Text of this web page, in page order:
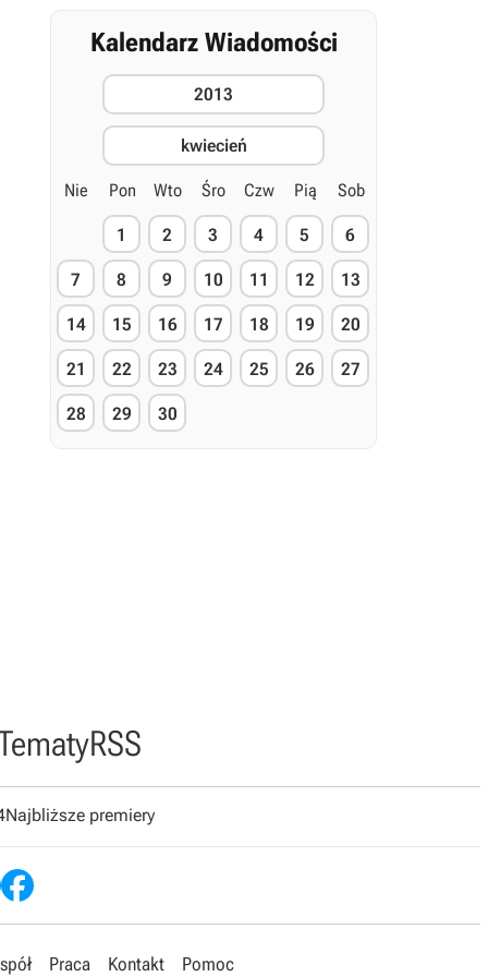
Kalendarz Wiadomości
2013
kwiecień
Nie Pon Wto Śro Czw Pią Sob
1 2 3 4 5 6
7 8 9 10 11 12 13
14 15 16 17 18 19 20
21 22 23 24 25 26 27
28 29 30
RSS
Najbliższe premiery
Praca Kontakt Pomoc